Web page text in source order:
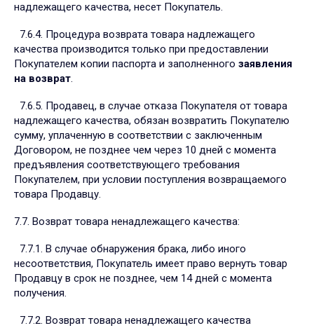
надлежащего качества, несет Покупатель.
7.6.4. Процедура возврата товара надлежащего
качества производится только при предоставлении
Покупателем копии паспорта и заполненного заявления
на возврат.
7.6.5. Продавец, в случае отказа Покупателя от товара
надлежащего качества, обязан возвратить Покупателю
сумму, уплаченную в соответствии с заключенным
Договором, не позднее чем через 10 дней с момента
предъявления соответствующего требования
Покупателем, при условии поступления возвращаемого
товара Продавцу.
7.7. Возврат товара ненадлежащего качества:
7.7.1. В случае обнаружения брака, либо иного
несоответствия, Покупатель имеет право вернуть товар
Продавцу в срок не позднее, чем 14 дней с момента
получения.
7.7.2. Возврат товара ненадлежащего качества